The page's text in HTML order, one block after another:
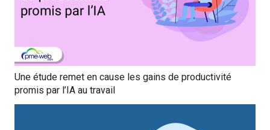
Une étude remet en cause les gains de productivité
promis par l’IA au travail